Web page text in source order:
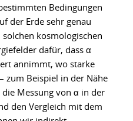
Bedingungen
der Erde sehr genau
kosmologischen
dafür, dass α
annimmt, wo starke
zum Beispiel in der Nähe
Messung von α in der
den Vergleich mit dem